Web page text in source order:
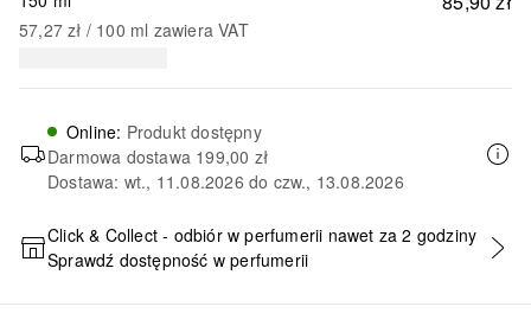
57,27 zł / 100 ml zawiera VAT
Online: Produkt dostępny
Darmowa dostawa 199,00 zł
Dostawa: wt., 11.08.2026 do czw., 13.08.2026
DODAJ DO KOSZYKA
Click & Collect - odbiór w perfumerii nawet za 2 godziny
Sprawdź dostępność w perfumerii